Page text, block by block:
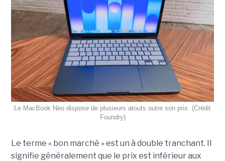
Le MacBook Neo dispose de plusieurs atouts outre son prix. (Crédit
Foundry)
Le terme « bon marché » est un à double tranchant. Il
signifie généralement que le prix est inférieur aux